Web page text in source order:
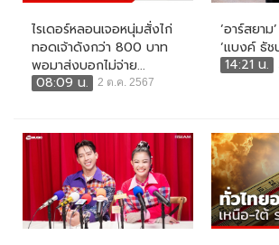
ไรเดอร์หลอนเจอหนุ่มสั่งไก่
ทอดเจ้าดังกว่า 800 บาท
พอมาส่งบอกไม่จ่าย...
08:09 น.
2 ต.ค. 2567
‘อาร์สยา
‘แบงค์ ธัช
14:21 น.